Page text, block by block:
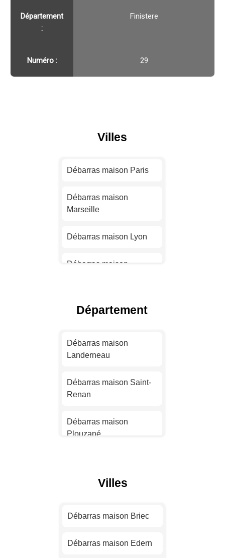
Département
:
Finistere
Numéro : 29
Villes
Débarras maison Paris
Débarras maison
Marseille
Débarras maison Lyon
Débarras maison
Débarras maison Nice
Débarras maison
Débarras maison
Débarras maison
Rennes
Débarras maison Reims
Département
Débarras maison
Landerneau
Débarras maison Saint-
Renan
Débarras maison
Plouzané
Plabennec
Débarras maison
Villes
Débarras maison Briec
Débarras maison Edern